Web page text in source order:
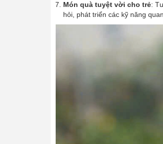
Món quà tuyệt vời cho trẻ:
hỏi, phát triển các kỹ năng